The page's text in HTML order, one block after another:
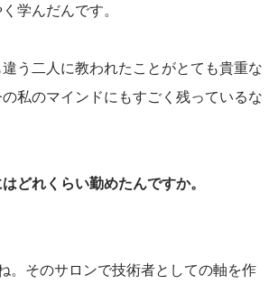
学んだんです。
う二人に教われたことがとても貴重な
私のマインドにもすごく残っているな
どれくらい勤めたんですか。
。そのサロンで技術者としての軸を作